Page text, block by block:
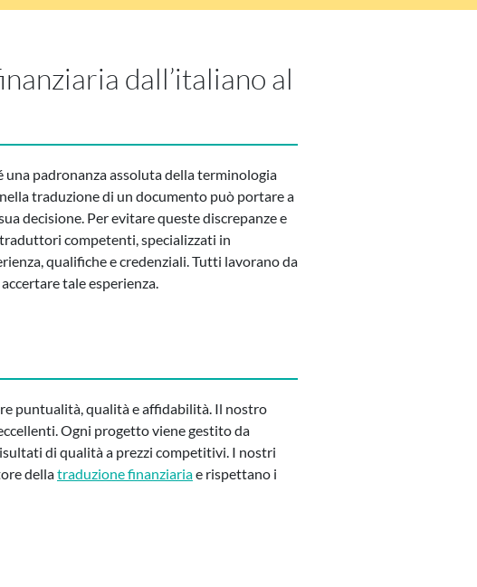
dall’italiano al
padronanza assoluta della terminologia
traduzione di un documento può portare a
decisione. Per evitare queste discrepanze e
competenti, specializzati in
qualifiche e credenziali. Tutti lavorano da
tale esperienza.
puntualità, qualità e affidabilità. Il nostro
Ogni progetto viene gestito da
di qualità a prezzi competitivi. I nostri
dellatraduzione finanziariae rispettano i